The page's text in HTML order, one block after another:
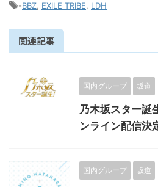
-BBZ EXILE TRIBE LDH
関連記事
国内グループ 坂道
乃木坂スター誕
ンライン配信決
国内グループ 坂道